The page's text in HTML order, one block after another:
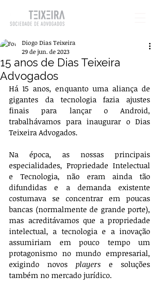
15 anos de Dias Teixeira
Advogados
Diogo Dias Teixeira
29 de jun. de 2023
Há 15 anos, enquanto uma aliança de
gigantes da tecnologia fazia ajustes
finais para lançar o Android,
trabalhávamos para inaugurar o Dias
Teixeira Advogados.
Na época, as nossas principais
especialidades, Propriedade Intelectual
e Tecnologia, não eram ainda tão
difundidas e a demanda existente
costumava se concentrar em poucas
bancas (normalmente de grande porte),
mas acreditávamos que a propriedade
intelectual, a tecnologia e a inovação
assumiriam em pouco tempo um
protagonismo no mundo empresarial,
exigindo novos players e soluções
também no mercado jurídico.